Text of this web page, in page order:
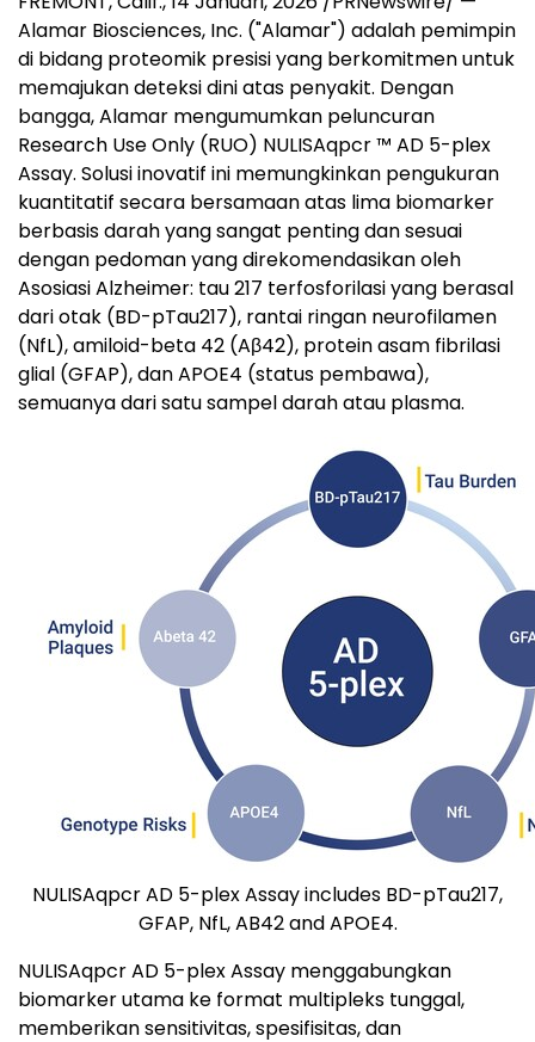
Alamar Biosciences, Inc. ("Alamar") adalah pemimpin
di bidang proteomik presisi yang berkomitmen untuk
memajukan deteksi dini atas penyakit. Dengan
bangga, Alamar mengumumkan peluncuran
Research Use Only (RUO) NULISAqpcr ™ AD 5-plex
Assay. Solusi inovatif ini memungkinkan pengukuran
kuantitatif secara bersamaan atas lima biomarker
berbasis darah yang sangat penting dan sesuai
dengan pedoman yang direkomendasikan oleh
Asosiasi Alzheimer: tau 217 terfosforilasi yang berasal
dari otak (BD-pTau217), rantai ringan neurofilamen
(NfL), amiloid-beta 42 (Aβ42), protein asam fibrilasi
glial (GFAP), dan APOE4 (status pembawa),
semuanya dari satu sampel darah atau plasma.
NULISAqpcr AD 5-plex Assay includes BD-pTau217,
GFAP, NfL, AB42 and APOE4.
NULISAqpcr AD 5-plex Assay menggabungkan
biomarker utama ke format multipleks tunggal,
memberikan sensitivitas, spesifisitas, dan